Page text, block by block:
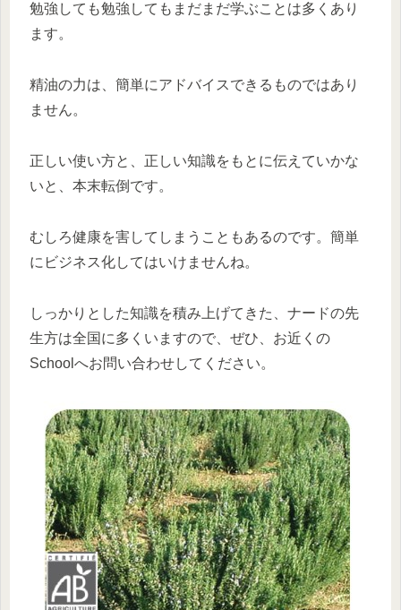
勉強しても勉強してもまだまだ学ぶことは多くあり
ます。
精油の力は、簡単にアドバイスできるものではあり
ません。
正しい使い方と、正しい知識をもとに伝えていかな
いと、本末転倒です。
むしろ健康を害してしまうこともあるのです。簡単
にビジネス化してはいけませんね。
しっかりとした知識を積み上げてきた、ナードの先
生方は全国に多くいますので、ぜひ、お近くの
Schoolへお問い合わせしてください。